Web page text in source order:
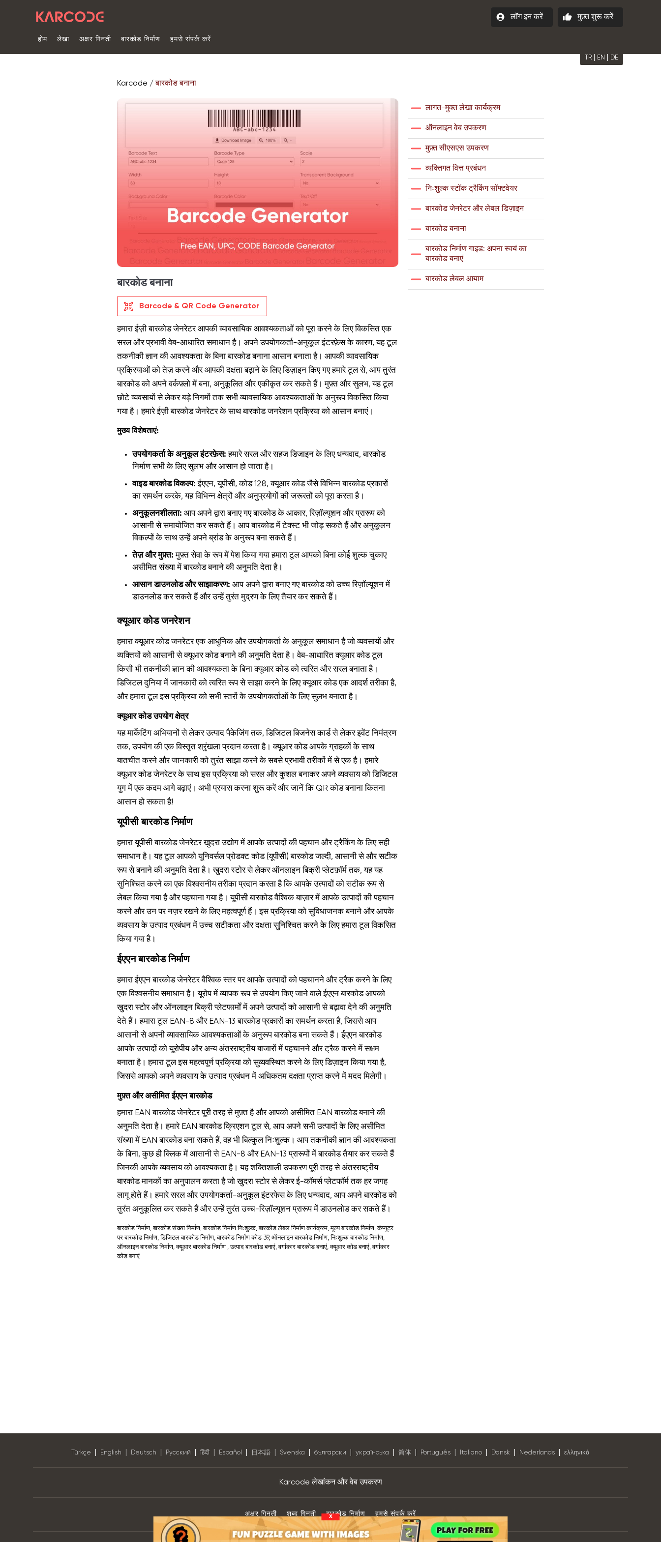
thumb_up मुफ़्त शुरू करें
account_circle लॉग इन करें
होम लेखा अक्षर गिनती बारकोड निर्माण हमसे संपर्क करें
TR EN DE
Karcode /बारकोड बनाना
बारकोड बनाना
qr_code_scanner Barcode & QR Code Generator
हमारा ईज़ी बारकोड जेनरेटर आपकी व्यावसायिक आवश्यकताओं को पूरा करने के लिए विकसित एक
सरल और प्रभावी वेब-आधारित समाधान है। अपने उपयोगकर्ता-अनुकूल इंटरफ़ेस के कारण, यह टूल
तकनीकी ज्ञान की आवश्यकता के बिना बारकोड बनाना आसान बनाता है। आपकी व्यावसायिक
प्रक्रियाओं को तेज़ करने और आपकी दक्षता बढ़ाने के लिए डिज़ाइन किए गए हमारे टूल से, आप तुरंत
बारकोड को अपने वर्कफ़्लो में बना, अनुकूलित और एकीकृत कर सकते हैं। मुफ़्त और सुलभ, यह टूल
छोटे व्यवसायों से लेकर बड़े निगमों तक सभी व्यावसायिक आवश्यकताओं के अनुरूप विकसित किया
गया है। हमारे ईज़ी बारकोड जेनरेटर के साथ बारकोड जनरेशन प्रक्रिया को आसान बनाएं।
मुख्य विशेषताएं:
उपयोगकर्ता के अनुकूल इंटरफ़ेस: हमारे सरल और सहज डिजाइन के लिए धन्यवाद, बारकोड
निर्माण सभी के लिए सुलभ और आसान हो जाता है।
वाइड बारकोड विकल्प: ईएएन, यूपीसी, कोड 128, क्यूआर कोड जैसे विभिन्न बारकोड प्रकारों
का समर्थन करके, यह विभिन्न क्षेत्रों और अनुप्रयोगों की जरूरतों को पूरा करता है।
अनुकूलनशीलता: आप अपने द्वारा बनाए गए बारकोड के आकार, रिज़ॉल्यूशन और प्रारूप को
आसानी से समायोजित कर सकते हैं। आप बारकोड में टेक्स्ट भी जोड़ सकते हैं और अनुकूलन
विकल्पों के साथ उन्हें अपने ब्रांड के अनुरूप बना सकते हैं।
तेज़ और मुफ़्त: मुफ़्त सेवा के रूप में पेश किया गया हमारा टूल आपको बिना कोई शुल्क चुकाए
असीमित संख्या में बारकोड बनाने की अनुमति देता है।
आसान डाउनलोड और साझाकरण: आप अपने द्वारा बनाए गए बारकोड को उच्च रिज़ॉल्यूशन में
डाउनलोड कर सकते हैं और उन्हें तुरंत मुद्रण के लिए तैयार कर सकते हैं।
क्यूआर कोड जनरेशन
हमारा क्यूआर कोड जनरेटर एक आधुनिक और उपयोगकर्ता के अनुकूल समाधान है जो व्यवसायों और
व्यक्तियों को आसानी से क्यूआर कोड बनाने की अनुमति देता है। वेब-आधारित क्यूआर कोड टूल
किसी भी तकनीकी ज्ञान की आवश्यकता के बिना क्यूआर कोड को त्वरित और सरल बनाता है।
डिजिटल दुनिया में जानकारी को त्वरित रूप से साझा करने के लिए क्यूआर कोड एक आदर्श तरीका है,
और हमारा टूल इस प्रक्रिया को सभी स्तरों के उपयोगकर्ताओं के लिए सुलभ बनाता है।
क्यूआर कोड उपयोग क्षेत्र
यह मार्केटिंग अभियानों से लेकर उत्पाद पैकेजिंग तक, डिजिटल बिजनेस कार्ड से लेकर इवेंट निमंत्रण
तक, उपयोग की एक विस्तृत श्रृंखला प्रदान करता है। क्यूआर कोड आपके ग्राहकों के साथ
बातचीत करने और जानकारी को तुरंत साझा करने के सबसे प्रभावी तरीकों में से एक है। हमारे
क्यूआर कोड जेनरेटर के साथ इस प्रक्रिया को सरल और कुशल बनाकर अपने व्यवसाय को डिजिटल
युग में एक कदम आगे बढ़ाएं। अभी प्रयास करना शुरू करें और जानें कि QR कोड बनाना कितना
आसान हो सकता है!
यूपीसी बारकोड निर्माण
हमारा यूपीसी बारकोड जेनरेटर खुदरा उद्योग में आपके उत्पादों की पहचान और ट्रैकिंग के लिए सही
समाधान है। यह टूल आपको यूनिवर्सल प्रोडक्ट कोड (यूपीसी) बारकोड जल्दी, आसानी से और सटीक
रूप से बनाने की अनुमति देता है। खुदरा स्टोर से लेकर ऑनलाइन बिक्री प्लेटफ़ॉर्म तक, यह यह
सुनिश्चित करने का एक विश्वसनीय तरीका प्रदान करता है कि आपके उत्पादों को सटीक रूप से
लेबल किया गया है और पहचाना गया है। यूपीसी बारकोड वैश्विक बाज़ार में आपके उत्पादों की पहचान
करने और उन पर नज़र रखने के लिए महत्वपूर्ण हैं। इस प्रक्रिया को सुविधाजनक बनाने और आपके
व्यवसाय के उत्पाद प्रबंधन में उच्च सटीकता और दक्षता सुनिश्चित करने के लिए हमारा टूल विकसित
किया गया है।
ईएएन बारकोड निर्माण
हमारा ईएएन बारकोड जेनरेटर वैश्विक स्तर पर आपके उत्पादों को पहचानने और ट्रैक करने के लिए
एक विश्वसनीय समाधान है। यूरोप में व्यापक रूप से उपयोग किए जाने वाले ईएएन बारकोड आपको
खुदरा स्टोर और ऑनलाइन बिक्री प्लेटफार्मों में अपने उत्पादों को आसानी से बढ़ावा देने की अनुमति
देते हैं। हमारा टूल EAN-8 और EAN-13 बारकोड प्रकारों का समर्थन करता है, जिससे आप
आसानी से अपनी व्यावसायिक आवश्यकताओं के अनुरूप बारकोड बना सकते हैं। ईएएन बारकोड
आपके उत्पादों को यूरोपीय और अन्य अंतरराष्ट्रीय बाजारों में पहचानने और ट्रैक करने में सक्षम
बनाता है। हमारा टूल इस महत्वपूर्ण प्रक्रिया को सुव्यवस्थित करने के लिए डिज़ाइन किया गया है,
जिससे आपको अपने व्यवसाय के उत्पाद प्रबंधन में अधिकतम दक्षता प्राप्त करने में मदद मिलेगी।
मुफ़्त और असीमित ईएएन बारकोड
हमारा EAN बारकोड जेनरेटर पूरी तरह से मुफ़्त है और आपको असीमित EAN बारकोड बनाने की
अनुमति देता है। हमारे EAN बारकोड क्रिएशन टूल से, आप अपने सभी उत्पादों के लिए असीमित
संख्या में EAN बारकोड बना सकते हैं, वह भी बिल्कुल निःशुल्क। आप तकनीकी ज्ञान की आवश्यकता
के बिना, कुछ ही क्लिक में आसानी से EAN-8 और EAN-13 प्रारूपों में बारकोड तैयार कर सकते हैं
जिनकी आपके व्यवसाय को आवश्यकता है। यह शक्तिशाली उपकरण पूरी तरह से अंतरराष्ट्रीय
बारकोड मानकों का अनुपालन करता है जो खुदरा स्टोर से लेकर ई-कॉमर्स प्लेटफॉर्म तक हर जगह
लागू होते हैं। हमारे सरल और उपयोगकर्ता-अनुकूल इंटरफेस के लिए धन्यवाद, आप अपने बारकोड को
तुरंत अनुकूलित कर सकते हैं और उन्हें तुरंत उच्च-रिज़ॉल्यूशन प्रारूप में डाउनलोड कर सकते हैं।
बारकोड निर्माण, बारकोड संख्या निर्माण, बारकोड निर्माण निःशुल्क, बारकोड लेबल निर्माण कार्यक्रम, मूल्य बारकोड निर्माण, कंप्यूटर
पर बारकोड निर्माण, डिजिटल बारकोड निर्माण, बारकोड निर्माण कोड 39, ऑनलाइन बारकोड निर्माण, निःशुल्क बारकोड निर्माण,
ऑनलाइन बारकोड निर्माण, क्यूआर बारकोड निर्माण , उत्पाद बारकोड बनाएं, वर्गाकार बारकोड बनाएं, क्यूआर कोड बनाएं, वर्गाकार
कोड बनाएं
लागत-मुक्त लेखा कार्यक्रम
ऑनलाइन वेब उपकरण
मुफ़्त सीएसएस उपकरण
व्यक्तिगत वित्त प्रबंधन
निःशुल्क स्टॉक ट्रैकिंग सॉफ्टवेयर
बारकोड जेनरेटर और लेबल डिज़ाइन
बारकोड बनाना
बारकोड निर्माण गाइड: अपना स्वयं का
बारकोड बनाएं
बारकोड लेबल आयाम
Türkçe English Deutsch Pусский हिंदी Español 日本語 Svenska български українська 简体 Português Italiano Dansk Nederlands ελληνικά
Karcode लेखांकन और वेब उपकरण
अक्षर गिनती शब्द गिनती बारकोड निर्माण हमसे संपर्क करें
x